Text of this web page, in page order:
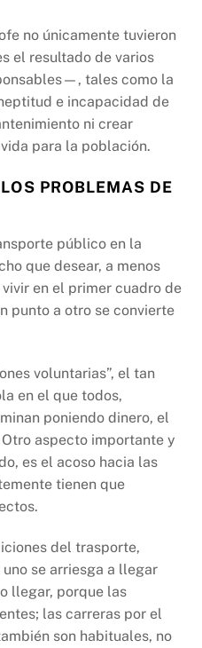
no únicamente tuvieron
el resultado de varios
tales como la
e incapacidad de
ni crear
para la población.
PROBLEMAS DE
público en la
que desear, a menos
en el primer cuadro de
punto a otro se convierte
voluntarias”, el tan
en el que todos,
poniendo dinero, el
aspecto importante y
es el acoso hacia las
tienen que
del trasporte,
se arriesga a llegar
llegar, porque las
las carreras por el
son habituales, no